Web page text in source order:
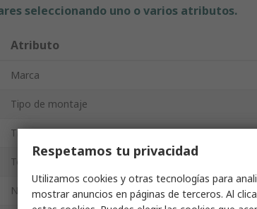
seleccionando uno o varios atributos.
Atributo
Marca
Tipo de montaje
Tipo de producto
Tensión directa máxima
Número de canales
Respetamos tu privacidad
Utilizamos cookies y otras tecnologías para
mostrar anuncios en páginas de terceros. Al